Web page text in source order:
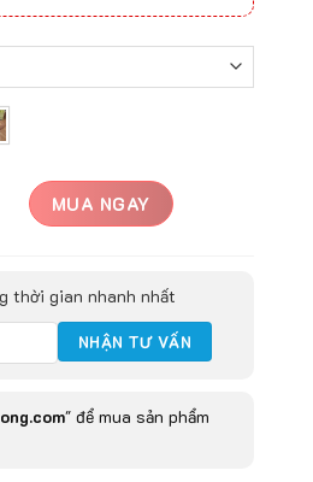
MUA NGAY
thời gian nhanh nhất
" để mua sản phẩm